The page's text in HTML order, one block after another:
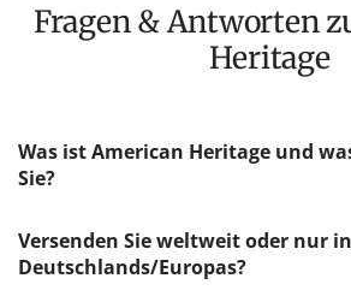
Fragen & Antworten zu American
Heritage
Was ist American Heritage und
Sie?
Versenden Sie weltweit oder nur
Deutschlands/Europas?